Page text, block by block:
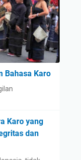
Bahasa Karo
Karo yang
dan